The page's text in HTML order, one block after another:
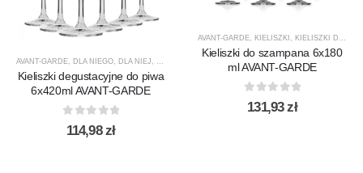
AVANT-GARDE DLA NIEGO DLA NIEJ KROSNO GLASS
Kieliszki degustacyjne do piwa
6x420ml AVANT-GARDE
0out of 5
114,98zł
AVANT-GARDE KIELISZKI KIELISZKI DO SZAMPANA
Kieliszki do szampana 6x180
ml AVANT-GARDE
0out of 5
131,93zł